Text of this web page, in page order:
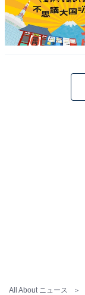
All About ニュース